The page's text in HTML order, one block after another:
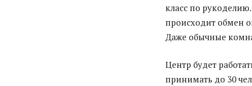
класс по
происходит обмен
Даже обычные
Центр будет
принимать до 30